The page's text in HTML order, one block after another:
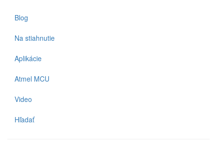
Blog
Na stiahnutie
Aplikácie
Atmel MCU
Video
Hľadať